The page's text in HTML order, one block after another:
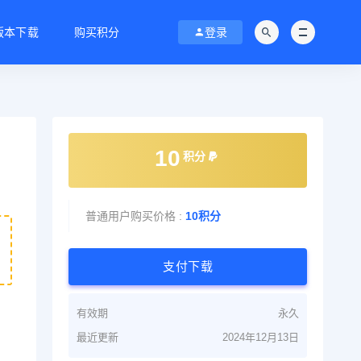
本下载 购买积分 登录
10 积分
普通用户购买价格 : 10积分
支付下载
有效期
永久
最近更新
2024年12月13日